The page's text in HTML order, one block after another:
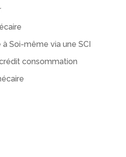
Soi-même via une SCI
consommation